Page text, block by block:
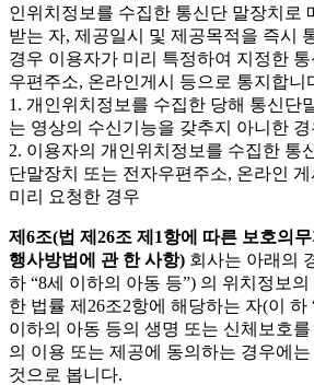
인위치정보를 수집한 통신단 말장치로
받는 자, 제공일시 및 제공목적을 즉시
경우 이용자가 미리 특정하여 지정한
우편주소, 온라인게시 등으로 통지합니
1. 개인위치정보를 수집한 당해 통신단
는 영상의 수신기능을 갖추지 아니한 경
2. 이용자의 개인위치정보를 수집한 통
단말장치 또는 전자우편주소, 온라인
미리 요청한 경우
제6조(법 제26조 제1항에 따른 보호의
행사방법에 관 한 사항) 회사는 아래의
하 “8세 이하의 아동 등”) 의 위치정보
한 법률 제26조2항에 해당하는 자(이 하
이하의 아동 등의 생명 또는 신체보호
의 이용 또는 제공에 동의하는 경우에
것으로 봅니다.